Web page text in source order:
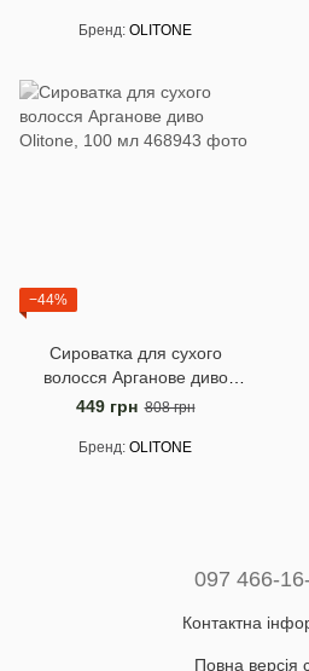
Бренд OLITONE
−44%
Сироватка для сухого
волосся Арганове диво
Olitone, 100 мл
449 грн 808 грн
Бренд OLITONE
097 466-
Контактна
Повна версія